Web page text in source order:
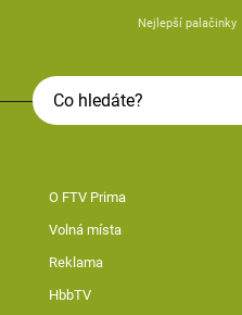
Nejlepší palačinky
O FTV Prima
Volná místa
Reklama
HbbTV